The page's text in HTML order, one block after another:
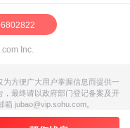
Inc.
方便广大用户掌握信息而提供一
最终请以政府部门登记备案及开
jubao@vip.sohu.com。